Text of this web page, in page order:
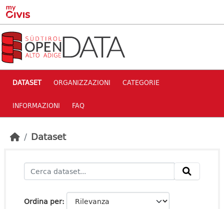
Skip to main content
DATASET ORGANIZZAZIONI CATEGORIE
INFORMAZIONI FAQ
Dataset
Ordina per